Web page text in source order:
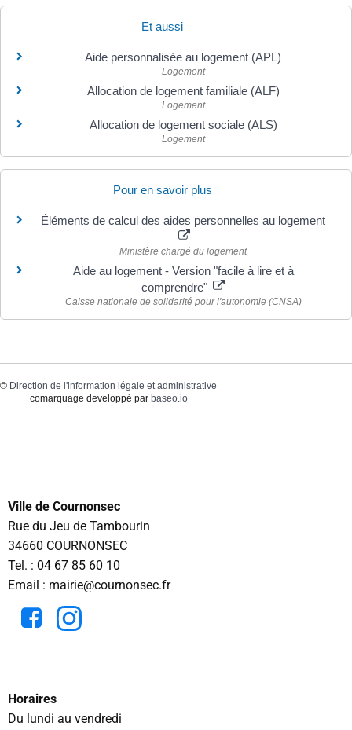
Et aussi
Aide personnalisée au logement (APL)
Logement
Allocation de logement familiale (ALF)
Logement
Allocation de logement sociale (ALS)
Logement
Pour en savoir plus
Éléments de calcul des aides personnelles au logement
Ministère chargé du logement
Aide au logement - Version "facile à lire et à
comprendre"
Caisse nationale de solidarité pour l'autonomie (CNSA)
© Direction de l'information légale et administrative
comarquage developpé par baseo.io
Ville de Cournonsec
Rue du Jeu de Tambourin
34660 COURNONSEC
Tel. : 04 67 85 60 10
Email : mairie@cournonsec.fr
Horaires
Du lundi au vendredi